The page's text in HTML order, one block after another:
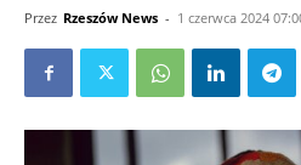
Przez Rzeszów News - 1 czerwca 2024